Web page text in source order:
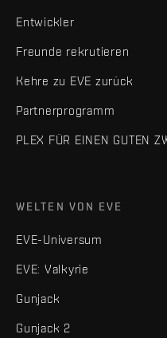
Entwickler
Freunde rekrutieren
Kehre zu EVE zurück
Partnerprogramm
PLEX FÜR EINEN GUTEN
WELTEN VON EVE
EVE-Universum
EVE: Valkyrie
Gunjack
Gunjack 2